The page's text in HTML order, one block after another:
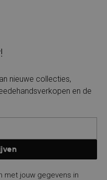
nieuwe collecties,
en de
met jouw gegevens in